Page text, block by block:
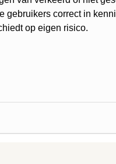
gebruikers correct in
op eigen risico.